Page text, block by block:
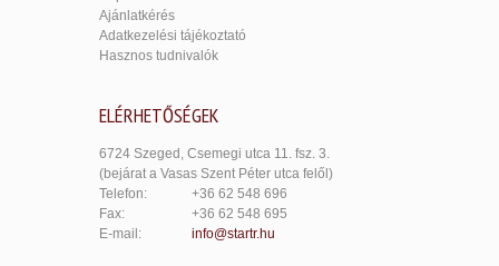
Ajánlatkérés
Adatkezelési tájékoztató
Hasznos tudnivalók
ELÉRHETŐSÉGEK
6724 Szeged, Csemegi utca 11. fsz. 3.
(bejárat a Vasas Szent Péter utca felől)
Telefon:
+36 62 548 696
Fax:
+36 62 548 695
E-mail:
info@startr.hu